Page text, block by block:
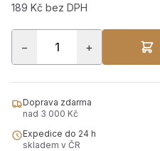
189 Kč bez DPH
− +
Doprava zdarma
nad 3 000 Kč
Expedice do 24 h
skladem v ČR